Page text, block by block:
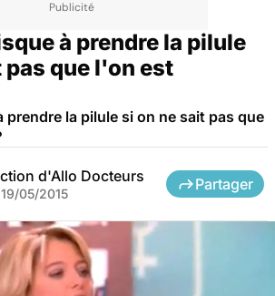
Grossesse
à prendre la pilule
pas que l'on est
prendre la pilule si on ne sait pas que
d'Allo Docteurs
19/05/2015
Partager